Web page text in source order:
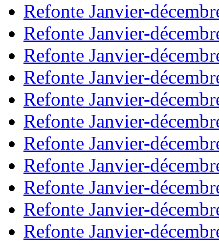
Refonte Janvier-
Refonte Janvier-
Refonte Janvier-
Refonte Janvier-
Refonte Janvier-
Refonte Janvier-
Refonte Janvier-
Refonte Janvier-
Refonte Janvier-
Refonte Janvier-
Refonte Janvier-